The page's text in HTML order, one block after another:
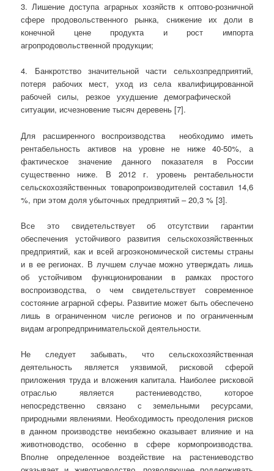
3. Лишение доступа аграрных хозяйств к оптово-розничной
сфере продовольственного рынка, снижение их доли в
конечной цене продукта и рост импорта
агропродовольственной продукции;
4. Банкротство значительной части сельхозпредприятий,
потеря рабочих мест, уход из села квалифицированной
рабочей силы, резкое ухудшение демографической
ситуации, исчезновение тысяч деревень [7].
Для расширенного воспроизводства необходимо иметь
рентабельность активов на уровне не ниже 40-50%, а
фактическое значение данного показателя в России
существенно ниже. В 2012 г. уровень рентабельности
сельскохозяйственных товаропроизводителей составил 14,6
%, при этом доля убыточных предприятий – 20,3 % [3].
Все это свидетельствует об отсутствии гарантии
обеспечения устойчивого развития сельскохозяйственных
предприятий, как и всей агроэкономической системы страны
и в ее регионах. В лучшем случае можно утверждать лишь
об устойчивом функционировании в рамках простого
воспроизводства, о чем свидетельствует современное
состояние аграрной сферы. Развитие может быть обеспечено
лишь в ограниченном числе регионов и по ограниченным
видам агропредпринимательской деятельности.
Не следует забывать, что сельскохозяйственная
деятельность является уязвимой, рисковой сферой
приложения труда и вложения капитала. Наиболее рисковой
отраслью является растениеводство, которое
непосредственно связано с земельными ресурсами,
природными явлениями. Необходимость преодоления рисков
в данном производстве неизбежно оказывает влияние и на
животноводство, особенно в сфере кормопроизводства.
Вполне определенное воздействие на растениеводство